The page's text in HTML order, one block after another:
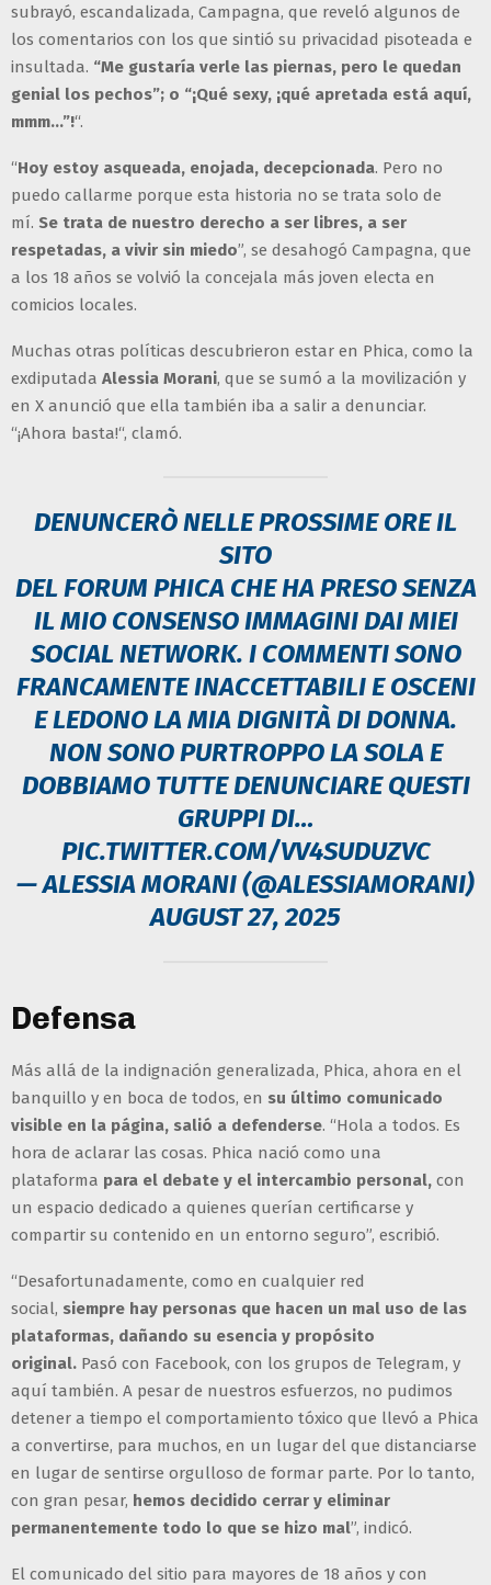
subrayó, escandalizada, Campagna, que reveló algunos de
los comentarios con los que sintió su privacidad pisoteada e
insultada. “Me gustaría verle las piernas, pero le quedan
genial los pechos”; o “¡Qué sexy, ¡qué apretada está aquí,
mmm...”!“.
“Hoy estoy asqueada, enojada, decepcionada. Pero no
puedo callarme porque esta historia no se trata solo de
mí. Se trata de nuestro derecho a ser libres, a ser
respetadas, a vivir sin miedo”, se desahogó Campagna, que
a los 18 años se volvió la concejala más joven electa en
comicios locales.
Muchas otras políticas descubrieron estar en Phica, como la
exdiputada Alessia Morani, que se sumó a la movilización y
en X anunció que ella también iba a salir a denunciar.
“¡Ahora basta!“, clamó.
DENUNCERÒ NELLE PROSSIME ORE IL
SITO
DEL FORUM PHICA CHE HA PRESO SENZA
IL MIO CONSENSO IMMAGINI DAI MIEI
SOCIAL NETWORK. I COMMENTI SONO
FRANCAMENTE INACCETTABILI E OSCENI
E LEDONO LA MIA DIGNITÀ DI DONNA.
NON SONO PURTROPPO LA SOLA E
DOBBIAMO TUTTE DENUNCIARE QUESTI
GRUPPI DI…
PIC.TWITTER.COM/VV4SUDUZVC
— ALESSIA MORANI (@ALESSIAMORANI)
AUGUST 27, 2025
Defensa
Más allá de la indignación generalizada, Phica, ahora en el
banquillo y en boca de todos, en su último comunicado
visible en la página, salió a defenderse. “Hola a todos. Es
hora de aclarar las cosas. Phica nació como una
plataforma para el debate y el intercambio personal, con
un espacio dedicado a quienes querían certificarse y
compartir su contenido en un entorno seguro”, escribió.
“Desafortunadamente, como en cualquier red
social, siempre hay personas que hacen un mal uso de las
plataformas, dañando su esencia y propósito
original. Pasó con Facebook, con los grupos de Telegram, y
aquí también. A pesar de nuestros esfuerzos, no pudimos
detener a tiempo el comportamiento tóxico que llevó a Phica
a convertirse, para muchos, en un lugar del que distanciarse
en lugar de sentirse orgulloso de formar parte. Por lo tanto,
con gran pesar, hemos decidido cerrar y eliminar
permanentemente todo lo que se hizo mal”, indicó.
El comunicado del sitio para mayores de 18 años y con